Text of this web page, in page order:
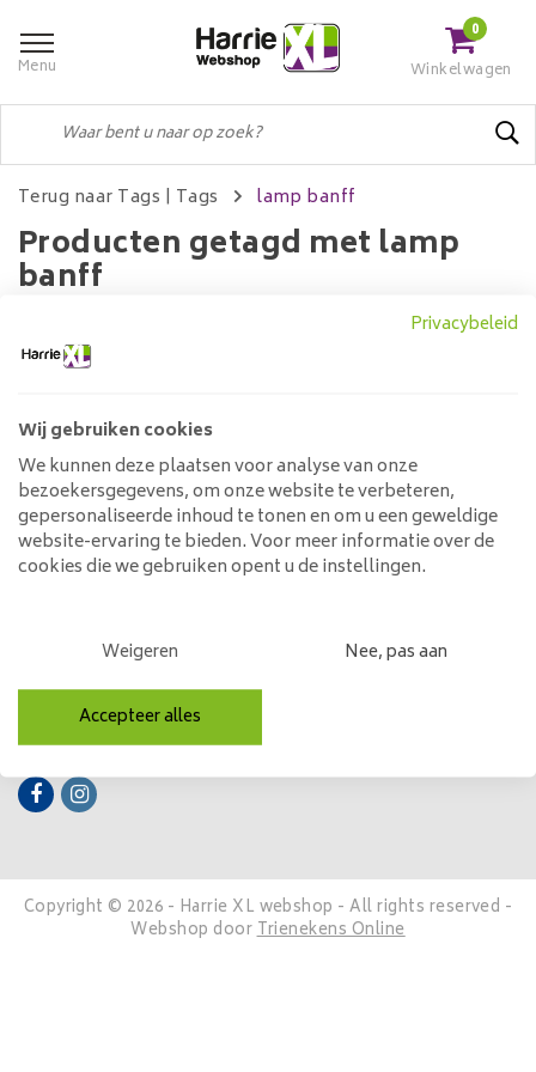
Menu
0
Winkelwagen
Terug naar Tags | Tags lamp banff
Producten getagd met lamp
banff
Geen producten gevonden!...
Klantenservice
Mijn account
Categorieën
Contactgegevens
Volg ons
Copyright © 2026 - Harrie XL webshop - All rights reserved -
Webshop doorTrienekens Online
Privacybeleid
Wij gebruiken cookies
We kunnen deze plaatsen voor analyse van onze
bezoekersgegevens, om onze website te verbeteren,
gepersonaliseerde inhoud te tonen en om u een geweldige
website-ervaring te bieden. Voor meer informatie over de
cookies die we gebruiken opent u de instellingen.
Weigeren Nee, pas aan
Accepteer alles